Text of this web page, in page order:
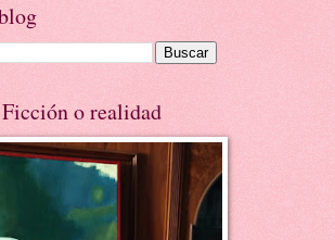
o realidad